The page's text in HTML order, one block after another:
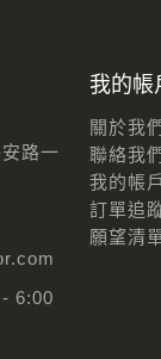
路一
6:00
我的帳
關於我們
聯絡我們
我的帳戶
訂單追
願望清單